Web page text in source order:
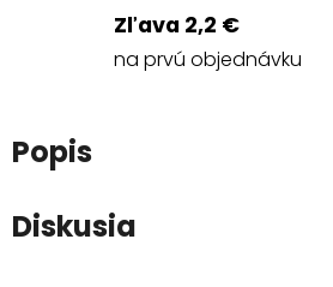
Zľava 2,2 €
na prvú objednávku
Popis
Diskusia